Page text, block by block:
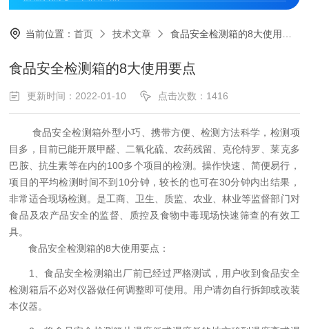
当前位置：首页 技术文章 食品安全检测箱的8大使用要点
食品安全检测箱的8大使用要点
更新时间：2022-01-10 点击次数：1416
食品安全检测箱外型小巧、携带方便、检测方法科学，检测项
目多，目前已能开展甲醛、二氧化硫、农药残留、克伦特罗、莱克多
巴胺、抗生素等在内的100多个项目的检测。操作快速、简便易行，
项目的平均检测时间不到10分钟，较长的也可在30分钟内出结果，
非常适合现场检测。是工商、卫生、质监、农业、林业等监督部门对
食品及农产品安全的监督、质控及食物中毒现场快速筛查的有效工
具。
食品安全检测箱的8大使用要点：
1、食品安全检测箱出厂前已经过严格测试，用户收到食品安全
检测箱后不必对仪器做任何调整即可使用。用户请勿自行拆卸或改装
本仪器。